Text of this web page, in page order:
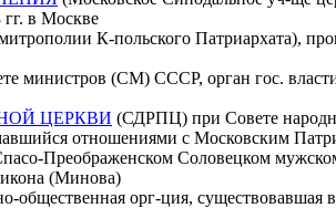
гг. в Москве
К-польского Патриархата),
министров (СМ) СССР, орган гос.
ЦЕРКВИ (СДРПЦ) при Совете
отношениями с Московским
Преображенском Соловецком
(Минова)
общественная орг-ция, существовавшая